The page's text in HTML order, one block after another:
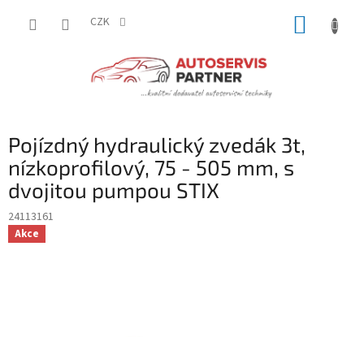
CZK
Pojízdný hydraulický zvedák 3t,
nízkoprofilový, 75 - 505 mm, s
dvojitou pumpou STIX
24113161
Akce